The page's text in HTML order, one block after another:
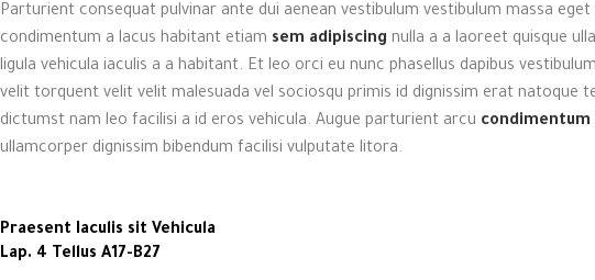
Parturient consequat pulvinar ante dui aenean vestibulum vestibulum massa
condimentum a lacus habitant etiam sem adipiscing nulla a a laoreet quisque
ligula vehicula iaculis a a habitant. Et leo orci eu nunc phasellus dapibus
velit torquent velit velit malesuada vel sociosqu primis id dignissim erat natoque
dictumst nam leo facilisi a id eros vehicula. Augue parturient arcu condimentum
ullamcorper dignissim bibendum facilisi vulputate litora.
Praesent Iaculis sit Vehicula
Lap. 4 Tellus A17-B27